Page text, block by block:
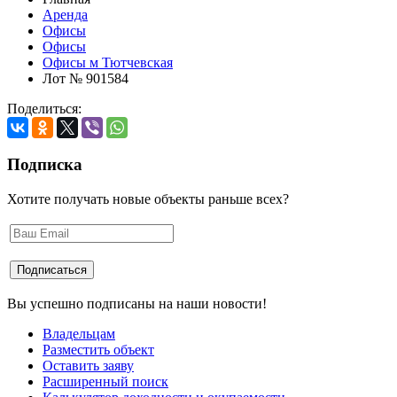
Аренда
Офисы
Офисы
Офисы м Тютчевская
Лот № 901584
Поделиться:
Подписка
Хотите получать новые объекты раньше всех?
Вы успешно подписаны на наши новости!
Владельцам
Разместить объект
Оставить заяву
Расширенный поиск